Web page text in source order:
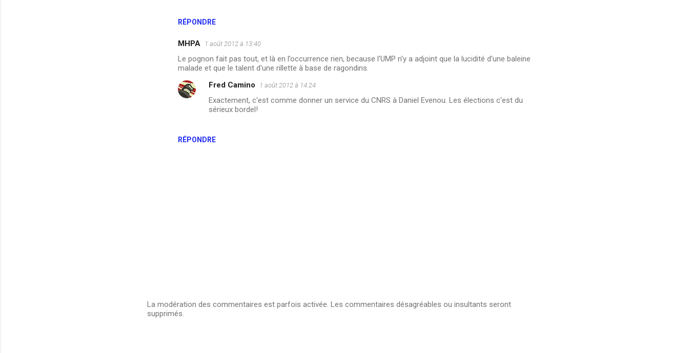
RÉPONDRE
MHPA 1 août 2012 à 13:40
Le pognon fait pas tout, et là en l’occurrence rien, because l'UMP n'y a adjoint que la lucidité d'une baleine
malade et que le talent d'une rillette à base de ragondins.
RÉPONDRE
Fred Camino 1 août 2012 à 14:24
Exactement, c'est comme donner un service du CNRS à Daniel Evenou. Les élections c'est du
sérieux bordel!
E
La modération des commentaires est parfois activée. Les commentaires désagréables ou insultants seront
supprimés.